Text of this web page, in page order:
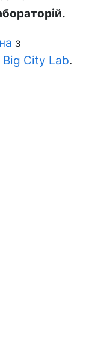
з
Big City Lab.